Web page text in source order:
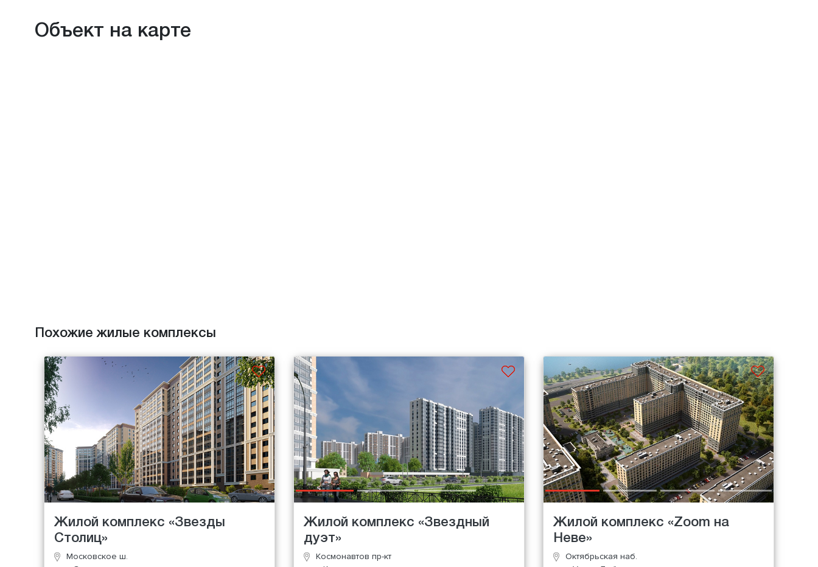
Объект на карте
Похожие жилые комплексы
Жилой комплекс «Звезды
Столиц»
Московское ш.
Жилой комплекс «Звездный
дуэт»
Космонавтов пр-кт
Жилой комплекс «Zoom на
Неве»
Октябрьская наб.